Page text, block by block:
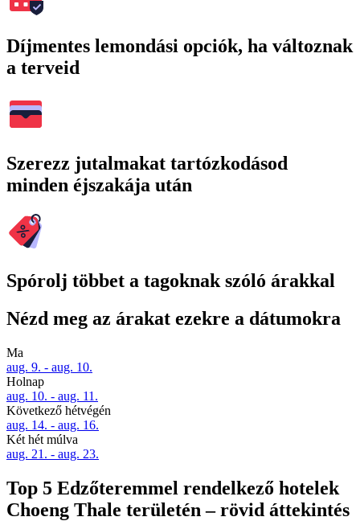
Díjmentes lemondási opciók, ha változnak
a terveid
Szerezz jutalmakat tartózkodásod
minden éjszakája után
Spórolj többet a tagoknak szóló árakkal
Nézd meg az árakat ezekre a dátumokra
Ma
aug. 9. - aug. 10.
Holnap
aug. 10. - aug. 11.
Következő hétvégén
aug. 14. - aug. 16.
Két hét múlva
aug. 21. - aug. 23.
Top 5 Edzőteremmel rendelkező hotelek
Choeng Thale területén – rövid áttekintés